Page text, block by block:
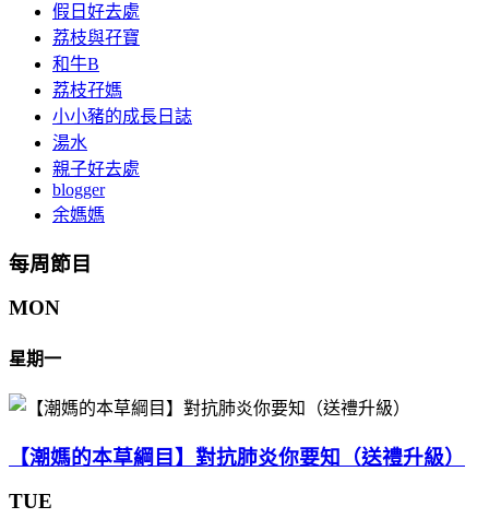
假日好去處
荔枝與孖寶
和牛B
荔枝孖媽
小小豬的成長日誌
湯水
親子好去處
blogger
余媽媽
每周節目
MON
星期一
【潮媽的本草綱目】對抗肺炎你要知（送禮升級）
TUE